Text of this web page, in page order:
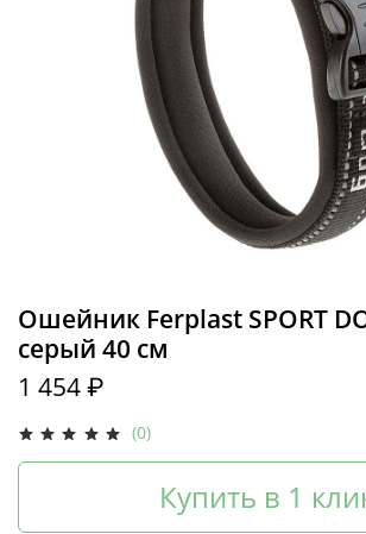
(0)
Ошейник Ferplast SPORT
серый 40 см
1 454 ₽
Купить в 1